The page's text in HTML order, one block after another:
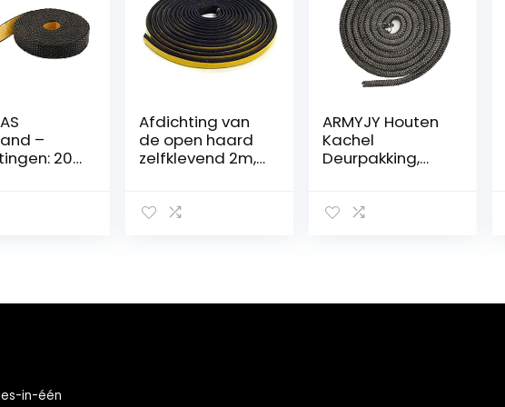
–
20
Afdichting van
de open haard
zelfklevend 2m,
afdichting.
ARMYJY Houten
Kachel
Deurpakking,
Glasvezelkabel
in-één